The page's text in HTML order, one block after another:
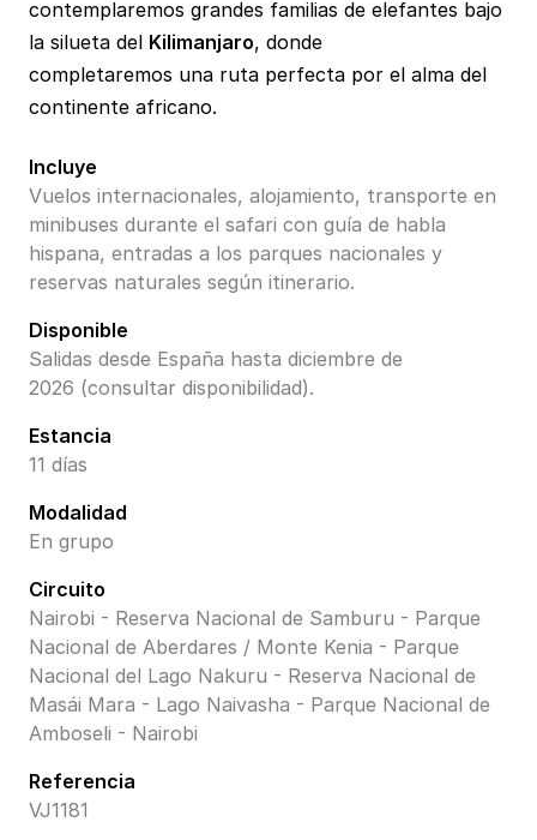
contemplaremos grandes familias de elefantes bajo
la silueta del Kilimanjaro, donde
completaremos una ruta perfecta por el alma del
continente africano.
Incluye
Vuelos internacionales, alojamiento, transporte en
minibuses durante el safari con guía de habla
hispana, entradas a los parques nacionales y
reservas naturales según itinerario.
Disponible
Salidas desde España hasta diciembre de
2026 (consultar disponibilidad).
Estancia
11 días
Modalidad
En grupo
Circuito
Nairobi - Reserva Nacional de Samburu - Parque
Nacional de Aberdares / Monte Kenia - Parque
Nacional del Lago Nakuru - Reserva Nacional de
Masái Mara - Lago Naivasha - Parque Nacional de
Amboseli - Nairobi
Referencia
VJ1181